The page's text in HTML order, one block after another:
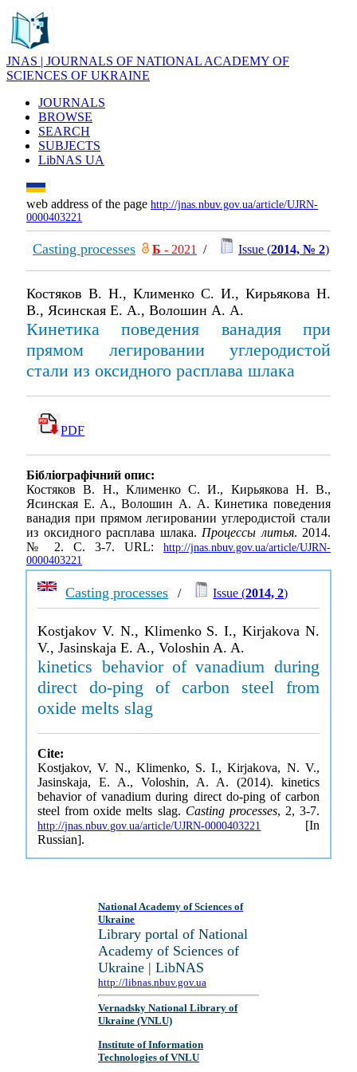
JNAS | JOURNALS OF NATIONAL ACADEMY OF
SCIENCES OF UKRAINE
JOURNALS
BROWSE
SEARCH
SUBJECTS
LibNAS UA
web address of the page http://jnas.nbuv.gov.ua/article/UJRN-
0000403221
Casting processes Б - 2021 / Issue (2014, № 2)
Костяков В. Н., Клименко С. И., Кирьякова Н.
В., Ясинская Е. А., Волошин А. А.
Кинетика поведения ванадия при
прямом легировании углеродистой
стали из оксидного расплава шлака
PDF
Бібліографічний опис:
Костяков В. Н., Клименко С. И., Кирьякова Н. В.,
Ясинская Е. А., Волошин А. А. Кинетика поведения
ванадия при прямом легировании углеродистой стали
из оксидного расплава шлака. Процессы литья. 2014.
№ 2. С. 3-7. URL: http://jnas.nbuv.gov.ua/article/UJRN-
0000403221
Casting processes / Issue (2014, 2)
Kostjakov V. N., Klimenko S. I., Kirjakova N.
V., Jasinskaja E. A., Voloshin A. A.
kinetics behavior of vanadium during
direct do-ping of carbon steel from
oxide melts slag
Cite:
Kostjakov, V. N., Klimenko, S. I., Kirjakova, N. V.,
Jasinskaja, E. A., Voloshin, A. A. (2014). kinetics
behavior of vanadium during direct do-ping of carbon
steel from oxide melts slag. Casting processes, 2, 3-7.
http://jnas.nbuv.gov.ua/article/UJRN-0000403221
[In
Russian].
National Academy of Sciences of
Ukraine
Library portal of National
Academy of Sciences of
Ukraine | LibNAS
http://libnas.nbuv.gov.ua
Vernadsky National Library of
Ukraine (VNLU)
Institute of Information
Technologies of VNLU